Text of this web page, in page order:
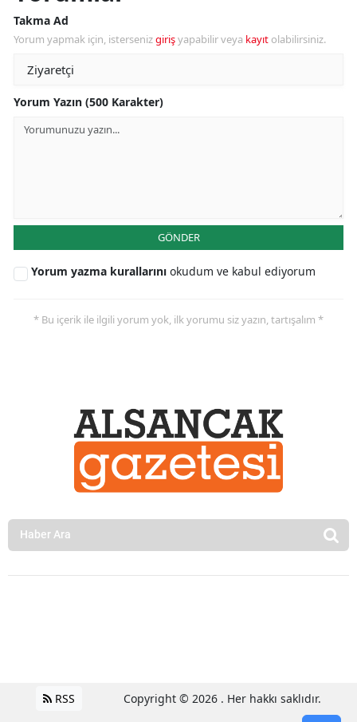
Takma Ad
Yorum yapmak için, istersenizgirişyapabilir veya kayıt olabilirsiniz.
Yorum Yazın (500 Karakter)
GÖNDER
Yorum yazma kurallarını okudum ve kabul ediyorum
* Bu içerik ile ilgili yorum yok, ilk yorumu siz yazın, tartışalım *
RSS Copyright © 2026 . Her hakkı saklıdır.